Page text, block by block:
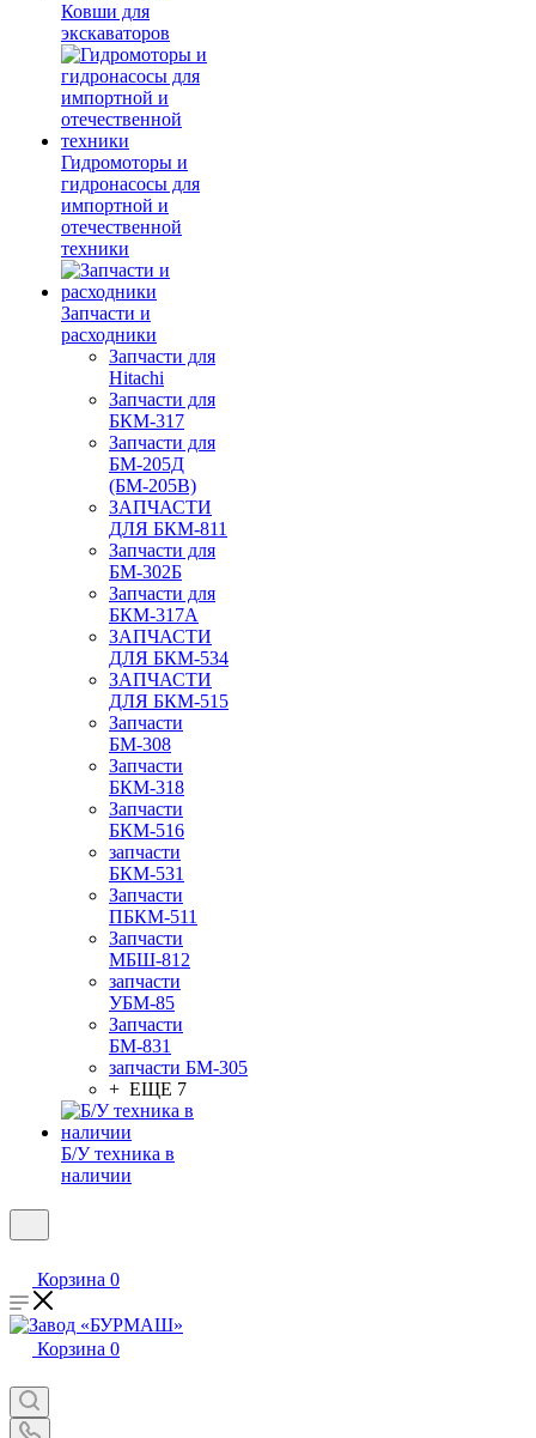
Ковши для
экскаваторов
Гидромоторы и
гидронасосы для
импортной и
отечественной
техники
Запчасти и
расходники
Запчасти для
Hitachi
Запчасти для
БКМ-317
Запчасти для
БМ-205Д
(БМ-205В)
ЗАПЧАСТИ
ДЛЯ БКМ-811
Запчасти для
БМ-302Б
Запчасти для
БКМ-317А
ЗАПЧАСТИ
ДЛЯ БКМ-534
ЗАПЧАСТИ
ДЛЯ БКМ-515
Запчасти
БМ-308
Запчасти
БКМ-318
Запчасти
БКМ-516
запчасти
БКМ-531
Запчасти
ПБКМ-511
Запчасти
МБШ-812
запчасти
УБМ-85
Запчасти
БМ-831
запчасти БМ-305
+ ЕЩЕ 7
Б/У техника в
наличии
Корзина 0
Корзина 0